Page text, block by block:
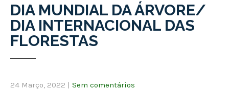
DIA MUNDIAL DA ÁRVORE/
DIA INTERNACIONAL DAS
FLORESTAS
24 Março, 2022 | Sem comentários